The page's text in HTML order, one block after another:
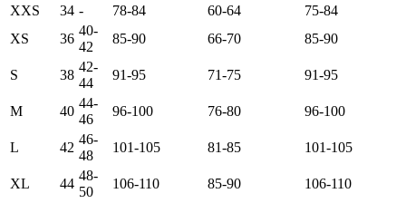
XXS
34 - 78-84 60-64
75-84
XS
36
40-
42
85-90 66-70 85-90
S 38
42-
44
91-95 71-75 91-95
M 40
44-
46
96-100 76-80 96-100
L 42
46-
48
101-105 81-85 101-105
XL 44
48-
50
106-110 85-90 106-110